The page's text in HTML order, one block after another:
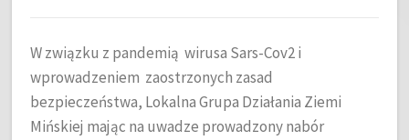
W związku z pandemią wirusa Sars-Cov2 i
wprowadzeniem zaostrzonych zasad
bezpieczeństwa, Lokalna Grupa Działania Ziemi
Mińskiej mając na uwadze prowadzony nabór